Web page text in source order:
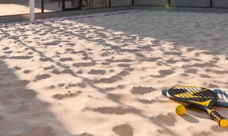
Perfil Verificado
Anunciar imóveis